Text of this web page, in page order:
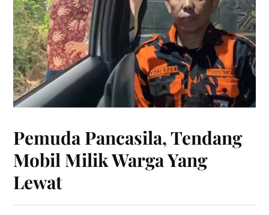
Pemuda Pancasila, Tendang
Mobil Milik Warga Yang
Lewat